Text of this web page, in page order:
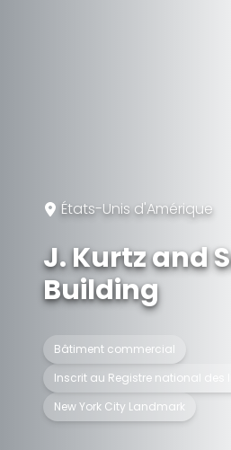
États-Unis d'Amérique
J. Kurtz and
Building
Bâtiment commercial
Inscrit au Registre national des
New York City Landmark